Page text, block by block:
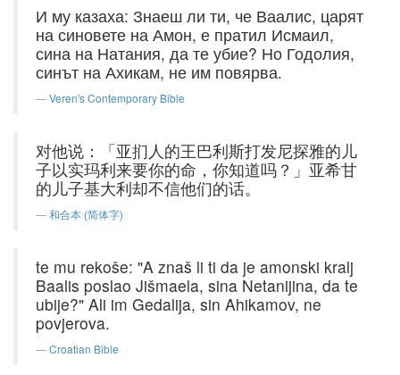
И му казаха: Знаеш ли ти, че Ваалис, царят
на синовете на Амон, е пратил Исмаил,
сина на Натания, да те убие? Но Годолия,
синът на Ахикам, не им повярва.
Veren's Contemporary Bible
对他说：「亚扪人的王巴利斯打发尼探雅的儿
子以实玛利来要你的命，你知道吗？」亚希甘
的儿子基大利却不信他们的话。
和合本 (简体字)
te mu rekoše: "A znaš li ti da je amonski kralj
Baalis poslao Jišmaela, sina Netanijina, da te
ubije?" Ali im Gedalija, sin Ahikamov, ne
povjerova.
Croatian Bible